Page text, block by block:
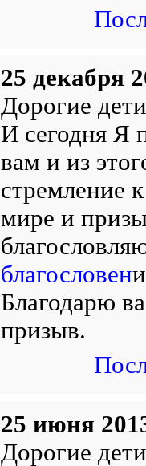
25 декабря
Дорогие
И сегодня Я
вам и из
стремление
мире и
благословен
Благодарю
призыв.
25 июня
Дорогие